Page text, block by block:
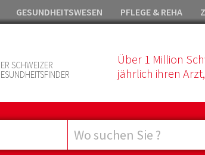
GESUNDHEITSWESEN PFLEGE & REHA
SCHWEIZER
Über 1 Million
jährlich ihren